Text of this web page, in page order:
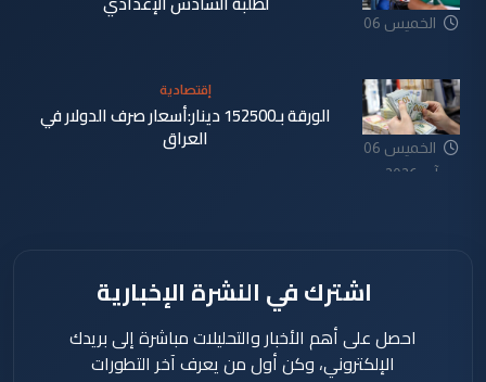
الخميس 06
الخميس 06
آب 2026
إقتصادية
الورقة بـ152500 دينار:أسعار صرف الدولار في
العراق
اشترك في النشرة الإخبارية
احصل على أهم الأخبار والتحليلات مباشرة إلى بريدك
الإلكتروني، وكن أول من يعرف آخر التطورات